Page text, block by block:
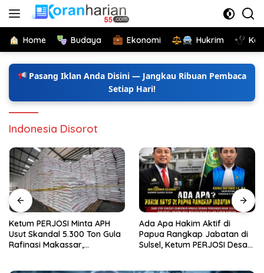
Langsung
Home Budaya Ekonomi Hukrim
Pasang Iklan Anda Disini — Jangkau Ribuan Pembaca
Setiap Hari!
Indonesia Disorot
Ketum PERJOSI Minta APH
Usut Skandal 5.300 Ton Gula
Rafinasi Makassar,
Ada Apa Hakim Aktif di
Papua Rangkap Jabatan di
Sulsel, Ketum PERJOSI Desak